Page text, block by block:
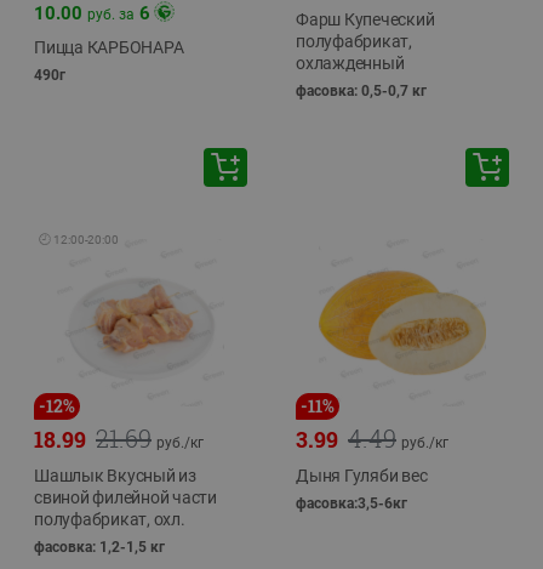
10.00 руб. за 6
Пицца КАРБОНАРА
490г
Фарш Купеческий
полуфабрикат,
охлажденный
фасовка: 0,5-0,7 кг
🕘 12:00-20:00
-12%
21.69
18.99 руб./кг
Шашлык Вкусный из
свиной филейной части
полуфабрикат, охл.
фасовка: 1,2-1,5 кг
-11%
4.49
3.99 руб./кг
Дыня Гуляби вес
фасовка:3,5-6кг